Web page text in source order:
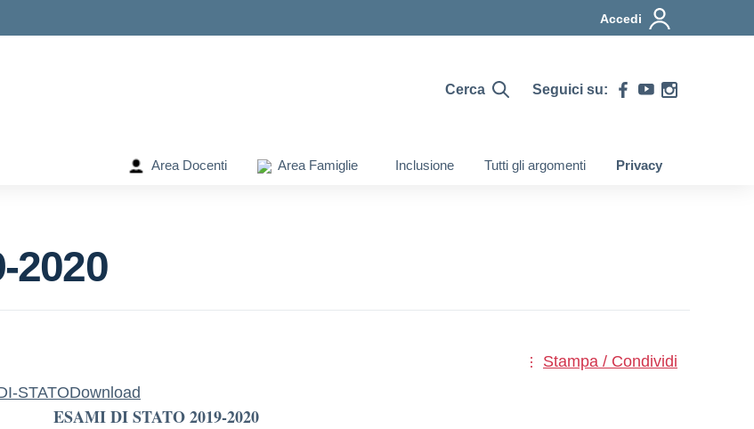
Accedi
Cerca Seguici su:
Area Docenti Area Famiglie Inclusione Tutti gli argomenti Privacy
2020
Stampa / Condividi
STATODownload
ESAMI DI STATO 2019-2020